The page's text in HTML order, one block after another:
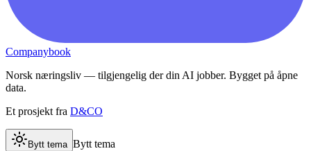
Companybook
Norsk næringsliv — tilgjengelig der din AI jobber. Bygget på åpne
data.
Et prosjekt fra D&CO
Bytt tema Bytt tema